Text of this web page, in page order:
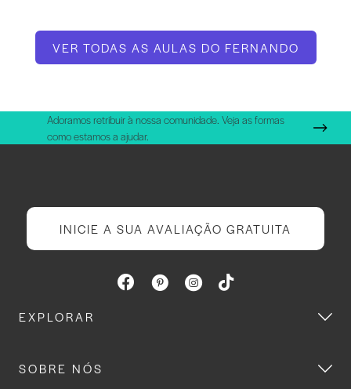
VER TODAS AS AULAS DO FERNANDO
Adoramos retribuir à nossa comunidade. Veja as formas
como estamos a ajudar.
INICIE A SUA AVALIAÇÃO GRATUITA
EXPLORAR
SOBRE NÓS